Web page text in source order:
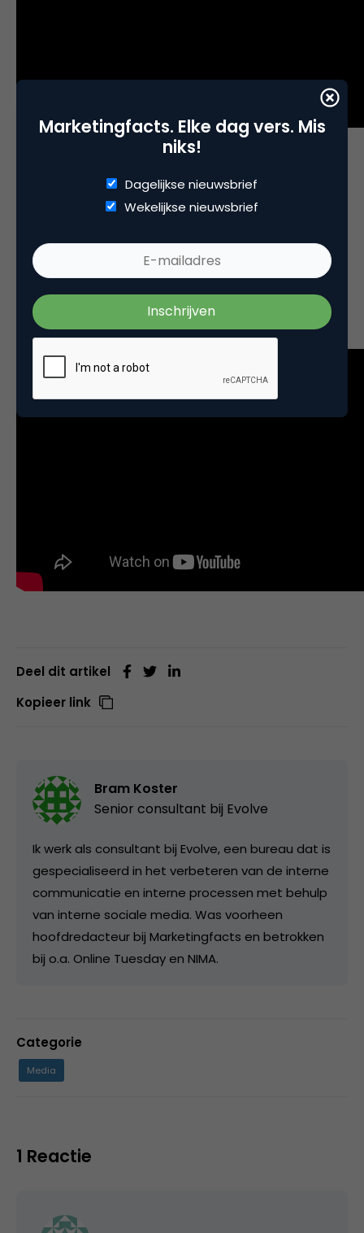
Wie So You Think You Can Dance kijkt, kent jurylid
interpretatie van Monteverdi's laatste werk,
L'incoronazione di Poppea', ten beste waarin opera
en breakdance samenkwamen. De kunsten die de
dansers vertonen vanaf ca. 3:30 waren weergaloos.
Deel dit artikel
Kopieer link
Bram Koster
Senior consultant bij Evolve
Ik werk als consultant bij Evolve, een bureau dat is
gespecialiseerd in het verbeteren van de interne
communicatie en interne processen met behulp
van interne sociale media. Was voorheen
hoofdredacteur bij Marketingfacts en betrokken
bij o.a. Online Tuesday en NIMA.
Categorie
Media
1 Reactie
Marketingfacts. Elke dag vers. Mis
niks!
Dagelijkse nieuwsbrief
Wekelijkse nieuwsbrief